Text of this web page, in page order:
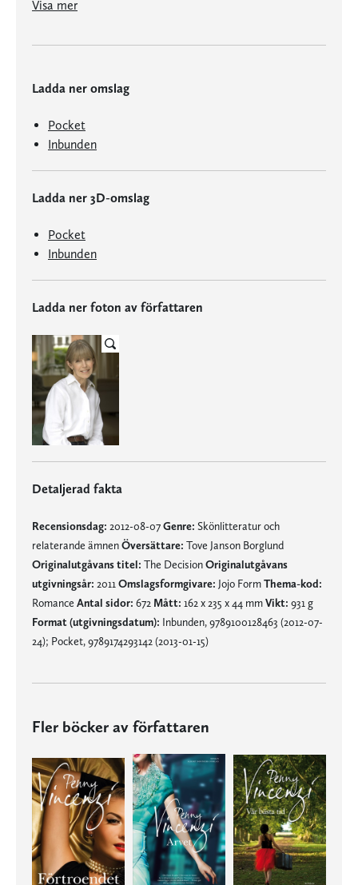
Visa mer
Ladda ner omslag
Pocket
Inbunden
Ladda ner 3D-omslag
Pocket
Inbunden
Ladda ner foton av författaren
Detaljerad fakta
Recensionsdag: 2012-08-07Genre: Skönlitteratur och
relaterande ämnenÖversättare: Tove Janson Borglund
Originalutgåvans titel: The DecisionOriginalutgåvans
utgivningsår: 2011Omslagsformgivare: Jojo FormThema-kod:
Romance Antal sidor: 672 Mått: 162 x 235 x 44 mmVikt: 931 g
Format (utgivningsdatum): Inbunden, 9789100128463 (2012-07-
24); Pocket, 9789174293142 (2013-01-15)
Fler böcker av författaren